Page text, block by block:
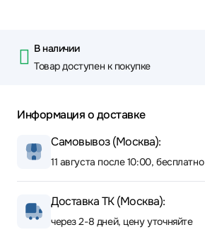
В наличии
Товар доступен к покупке
Информация о доставке
Самовывоз (Москва):
11 августа после 10:00, бесплатно
Доставка ТК (Москва):
через 2-8 дней, цену уточняйте